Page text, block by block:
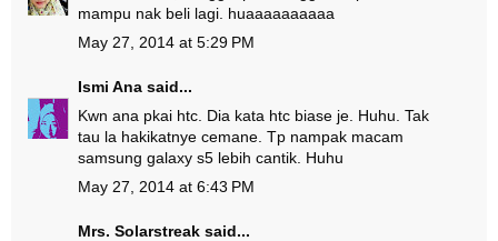
mampu nak beli lagi. huaaaaaaaaaa
May 27, 2014 at 5:29 PM
Ismi Ana said...
Kwn ana pkai htc. Dia kata htc biase je. Huhu. Tak
tau la hakikatnye cemane. Tp nampak macam
samsung galaxy s5 lebih cantik. Huhu
May 27, 2014 at 6:43 PM
Mrs. Solarstreak said...